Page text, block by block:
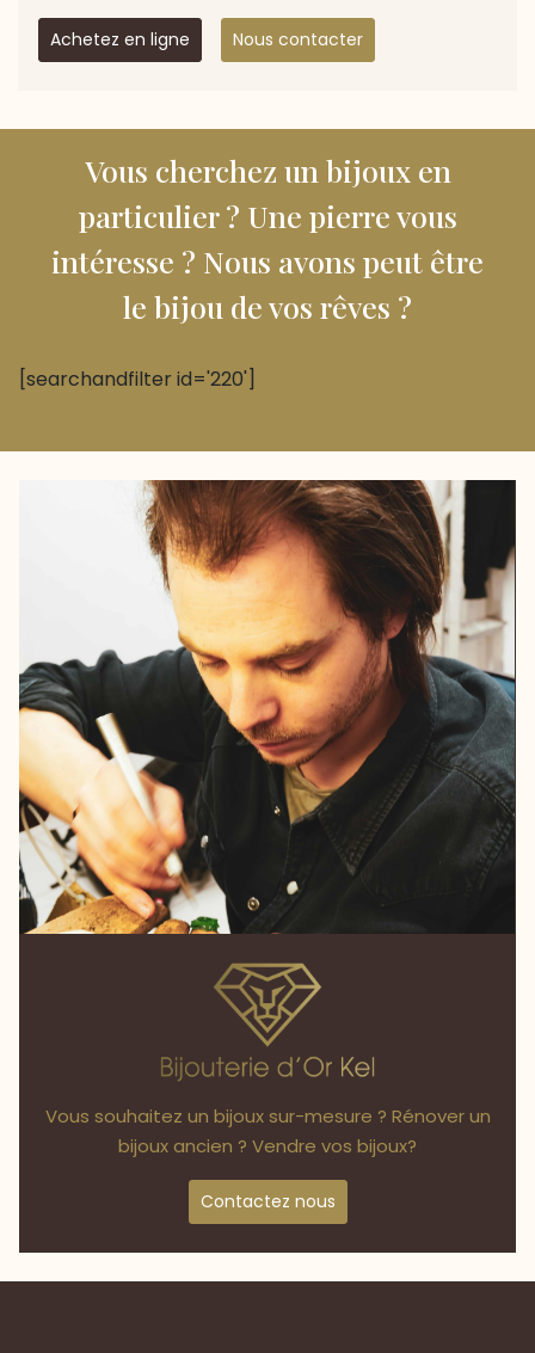
Achetez en ligne Nous contacter
Vous cherchez un bijoux en
particulier ? Une pierre vous
intéresse ? Nous avons peut être
le bijou de vos rêves ?
[searchandfilter id='220']
Vous souhaitez un bijoux sur-mesure ? Rénover un
bijoux ancien ? Vendre vos bijoux?
Contactez nous